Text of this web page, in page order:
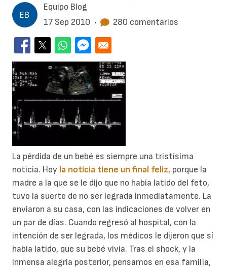
Equipo Blog
17 Sep 2010 • 280 comentarios
La pérdida de un bebé es siempre una tristísima
noticia. Hoy la noticia tiene un final feliz, porque la
madre a la que se le dijo que no había latido del feto,
tuvo la suerte de no ser legrada inmediatamente. La
enviaron a su casa, con las indicaciones de volver en
un par de días. Cuando regresó al hospital, con la
intención de ser legrada, los médicos le dijeron que sí
había latido, que su bebé vivía. Tras el shock, y la
inmensa alegría posterior, pensamos en esa familia,